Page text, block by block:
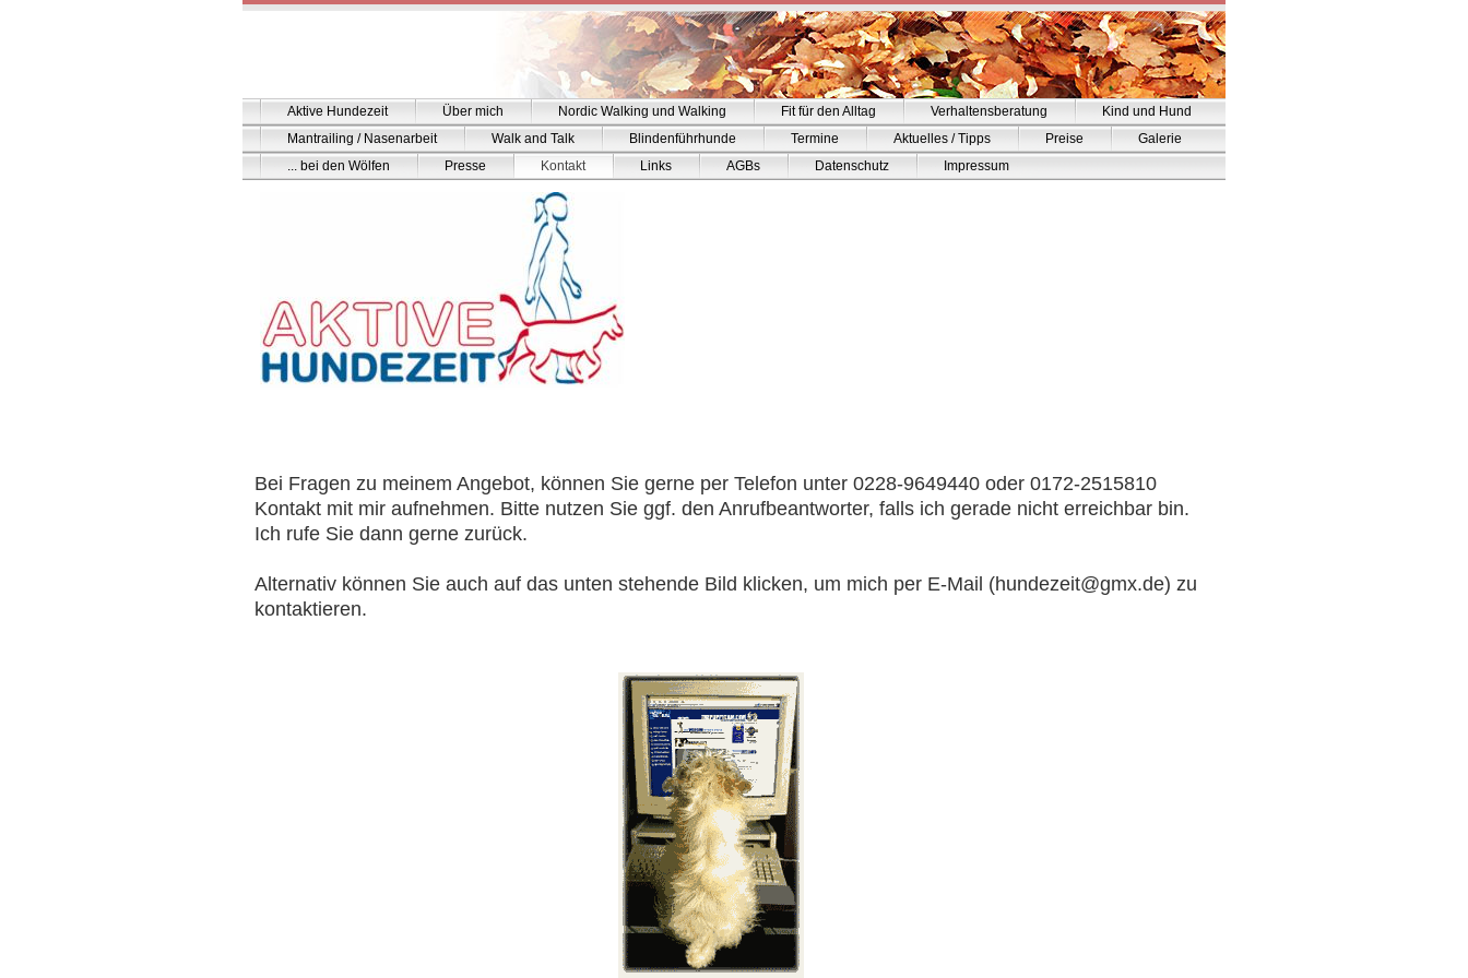
Aktive Hundezeit Über mich Nordic Walking und Walking Fit für den Alltag Verhaltensberatung
Kind und Hund
Mantrailing / Nasenarbeit
Walk and Talk Blindenführhunde Termine Aktuelles / Tipps Preise
Galerie
... bei den Wölfen
Presse Kontakt Links AGBs Datenschutz Impressum
Bei Fragen zu meinem Angebot, können Sie gerne per Telefon unter 0228-9649440 oder 0172-2515810
Kontakt mit mir aufnehmen. Bitte nutzen Sie ggf. den Anrufbeantworter, falls ich gerade nicht erreichbar bin.
Ich rufe Sie dann gerne zurück.
Alternativ können Sie auch auf das unten stehende Bild klicken, um mich per E-Mail (hundezeit@gmx.de) zu
kontaktieren.